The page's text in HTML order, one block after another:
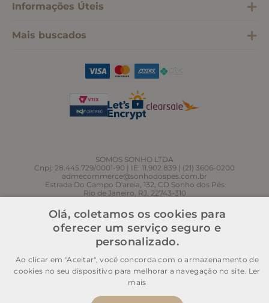
Informações Úteis
Mais buscados
SOMOS SONHO LTDA
Cnpj: 28.445.729/0001-90 | IE: 11.902.839 | (21) 3606-0200
admecommerce@sonhodospes.com.br
Estrada Do Campo D'areia, 132, CD Sonho dos Pés
Rio de Janeiro, RJ, 22743-310
Olá, coletamos os cookies para
oferecer um serviço seguro e
personalizado.
Ao clicar em "Aceitar", você concorda com o armazenamento de
cookies no seu dispositivo para melhorar a navegação no site. Ler
mais